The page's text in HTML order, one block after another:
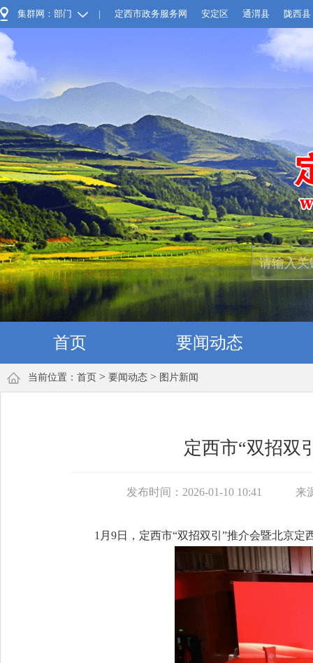
集群网：部门 | 定西市政务服务网 安定区 通渭县 陇西县
首页 要闻动态
当前位置： 首页 > 要闻动态 > 图片新闻
定西市“双招双
发布时间：2026-01-10 10:41 来
1月9日，定西市“双招双引”推介会暨北京